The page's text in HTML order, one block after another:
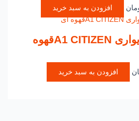
افزودن به سبد خرید
ساعت دیواری A1 CITIZENقهوه
افزودن به سبد خرید